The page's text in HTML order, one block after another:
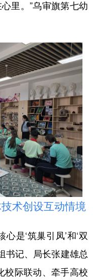
里。”乌审旗第七幼
术创设互动情境
是‘筑巢引凤’和‘双
书记、局长张建雄总
校际联动、牵手高校